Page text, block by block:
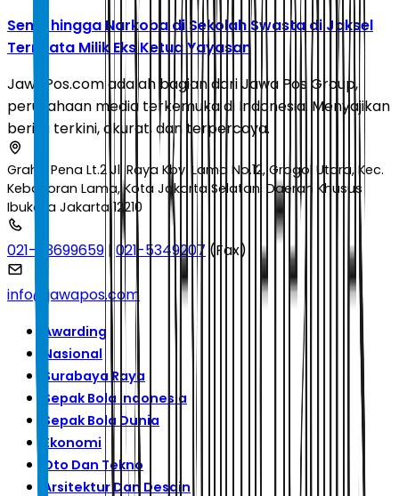
Senpi hingga Narkoba di Sekolah Swasta di Jaksel
Ternyata Milik Eks Ketua Yayasan
JawaPos.com adalah bagian dari Jawa Pos Group,
perusahaan media terkemuka di Indonesia. Menyajikan
berita terkini, akurat, dan terpercaya.
Graha Pena Lt.2 Jl. Raya Kby. Lama No.12, Grogol Utara, Kec.
Kebayoran Lama, Kota Jakarta Selatan, Daerah Khusus
Ibukota Jakarta 12210
021-53699659 | 021-5349207 (Fax)
info@jawapos.com
Awarding
Nasional
Surabaya Raya
Sepak Bola Indonesia
Sepak Bola Dunia
Ekonomi
Oto Dan Tekno
Arsitektur Dan Desain